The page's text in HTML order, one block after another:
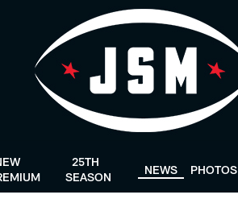
25TH
SEASON
NEWS PHOTOS